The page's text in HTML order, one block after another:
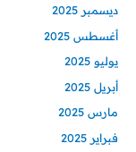
ديسمبر 2025
أغسطس 2025
يوليو 2025
أبريل 2025
مارس 2025
فبراير 2025